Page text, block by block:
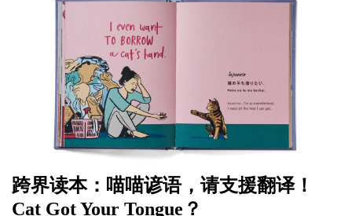
跨界读本：喵喵谚语，请支援翻译！
Cat Got Your Tongue？